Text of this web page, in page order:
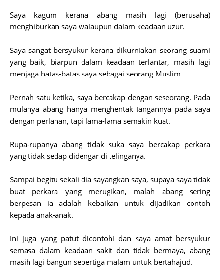
Saya kagum kerana abang masih lagi (berusaha)
menghiburkan saya walaupun dalam keadaan uzur.
Saya sangat bersyukur kerana dikurniakan seorang suami
yang baik, biarpun dalam keadaan terlantar, masih lagi
menjaga batas-batas saya sebagai seorang Muslim.
Pernah satu ketika, saya bercakap dengan seseorang. Pada
mulanya abang hanya menghentak tangannya pada saya
dengan perlahan, tapi lama-lama semakin kuat.
Rupa-rupanya abang tidak suka saya bercakap perkara
yang tidak sedap didengar di telinganya.
Sampai begitu sekali dia sayangkan saya, supaya saya tidak
buat perkara yang merugikan, malah abang sering
berpesan ia adalah kebaikan untuk dijadikan contoh
kepada anak-anak.
Ini juga yang patut dicontohi dan saya amat bersyukur
semasa dalam keadaan sakit dan tidak bermaya, abang
masih lagi bangun sepertiga malam untuk bertahajud.